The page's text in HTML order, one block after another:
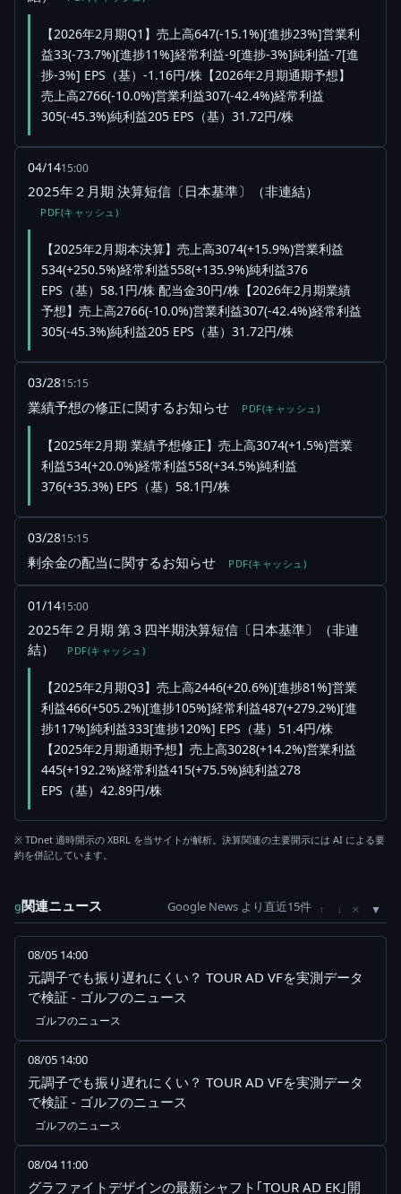
【2026年2月期Q1】売上高647(-15.1%)[進捗23%]営業利
益33(-73.7%)[進捗11%]経常利益-9[進捗-3%]純利益-7[進
捗-3%] EPS（基）-1.16円/株【2026年2月期通期予想】
売上高2766(-10.0%)営業利益307(-42.4%)経常利益
305(-45.3%)純利益205 EPS（基）31.72円/株
04/1415:00
2025年２月期 決算短信〔日本基準〕（非連結）
PDF(キャッシュ)
【2025年2月期本決算】売上高3074(+15.9%)営業利益
534(+250.5%)経常利益558(+135.9%)純利益376
EPS（基）58.1円/株 配当金30円/株【2026年2月期業績
予想】売上高2766(-10.0%)営業利益307(-42.4%)経常利益
305(-45.3%)純利益205 EPS（基）31.72円/株
03/2815:15
業績予想の修正に関するお知らせ PDF(キャッシュ)
【2025年2月期 業績予想修正】売上高3074(+1.5%)営業
利益534(+20.0%)経常利益558(+34.5%)純利益
376(+35.3%) EPS（基）58.1円/株
03/2815:15
剰余金の配当に関するお知らせ PDF(キャッシュ)
01/1415:00
2025年２月期 第３四半期決算短信〔日本基準〕（非連
結）
PDF(キャッシュ)
【2025年2月期Q3】売上高2446(+20.6%)[進捗81%]営業
利益466(+505.2%)[進捗105%]経常利益487(+279.2%)[進
捗117%]純利益333[進捗120%] EPS（基）51.4円/株
【2025年2月期通期予想】売上高3028(+14.2%)営業利益
445(+192.2%)経常利益415(+75.5%)純利益278
EPS（基）42.89円/株
※ TDnet 適時開示の XBRL を当サイトが解析。決算関連の主要開示には AI による要
約を併記しています。
g関連ニュース Google News より直近15件 ↑ ↓ ×
08/05 14:00
元調子でも振り遅れにくい？ TOUR AD VFを実測データ
で検証 - ゴルフのニュース
ゴルフのニュース
08/05 14:00
元調子でも振り遅れにくい？ TOUR AD VFを実測データ
で検証 - ゴルフのニュース
ゴルフのニュース
08/04 11:00
グラファイトデザインの最新シャフト｢TOUR AD EK｣開